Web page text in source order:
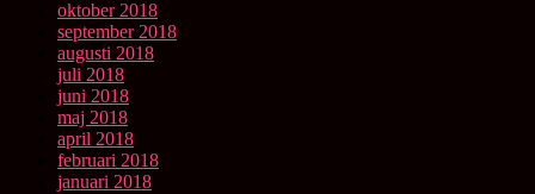
oktober 2018
september 2018
augusti 2018
juli 2018
juni 2018
maj 2018
april 2018
februari 2018
januari 2018